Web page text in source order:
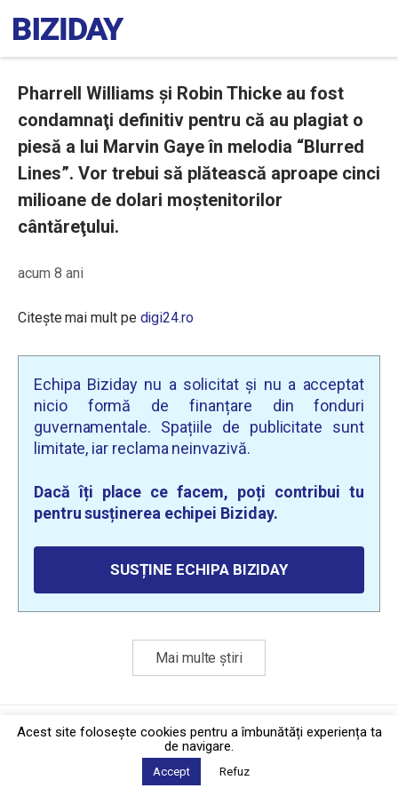
Pharrell Williams și Robin Thicke au fost
condamnaţi definitiv pentru că au plagiat o
piesă a lui Marvin Gaye în melodia “Blurred
Lines”. Vor trebui să plătească aproape cinci
milioane de dolari moştenitorilor
cântăreţului.
acum 8 ani
Citește mai mult pe digi24.ro
Echipa Biziday nu a solicitat și nu a acceptat
nicio formă de finanțare din fonduri
guvernamentale. Spațiile de publicitate sunt
limitate, iar reclama neinvazivă.
Dacă îți place ce facem, poți contribui tu
pentru susținerea echipei Biziday.
SUSȚINE ECHIPA BIZIDAY
Mai multe știri
Politica de confidențialitate·Contact
2026 © Biziday
Acest site foloseşte cookies pentru a îmbunătăți experiența ta
de navigare.
Accept Refuz